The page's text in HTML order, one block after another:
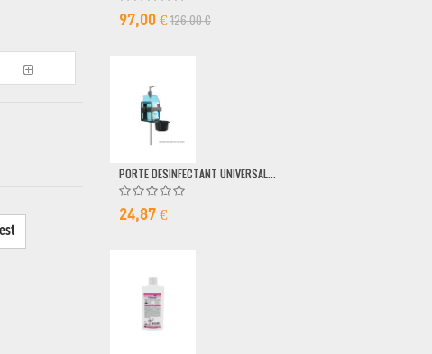
97,00 €126,00 €
PORTE DESINFECTANT UNIVERSAL...
24,87 €